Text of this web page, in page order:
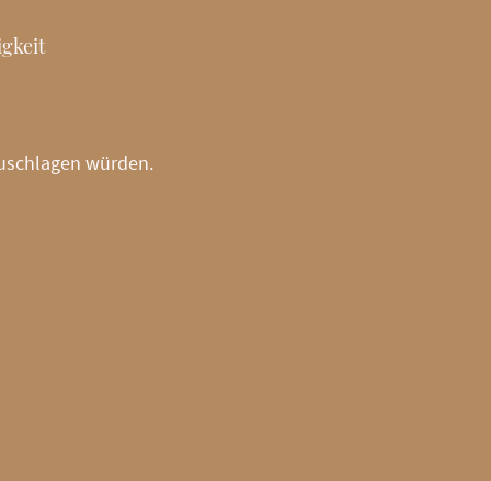
würden.